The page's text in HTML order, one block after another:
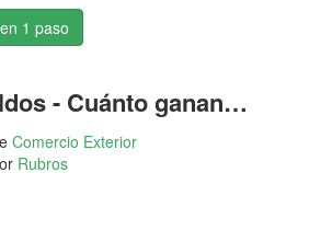
1 paso
- Cuánto ganan…
Comercio Exterior
Rubros